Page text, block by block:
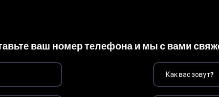
ваш номер телефона и мы с вами